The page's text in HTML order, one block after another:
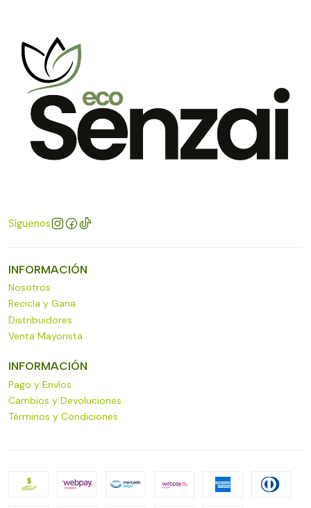
Síguenos
INFORMACIÓN
Nosotros
Recicla y Gana
Distribuidores
Venta Mayorista
INFORMACIÓN
Pago y Envíos
Cambios y Devoluciones
Términos y Condiciones